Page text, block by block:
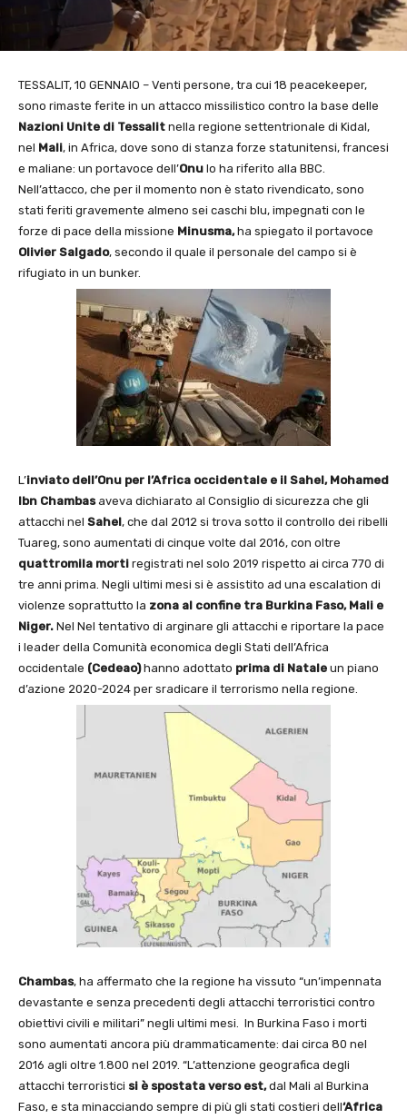
TESSALIT, 10 GENNAIO – Venti persone, tra cui 18 peacekeeper,
sono rimaste ferite in un attacco missilistico contro la base delle
Nazioni Unite di Tessalit nella regione settentrionale di Kidal,
nel Mali, in Africa, dove sono di stanza forze statunitensi, francesi
e maliane: un portavoce dell’Onu lo ha riferito alla BBC.
Nell’attacco, che per il momento non è stato rivendicato, sono
stati feriti gravemente almeno sei caschi blu, impegnati con le
forze di pace della missione Minusma,ha spiegato il portavoce
Olivier Salgado, secondo il quale il personale del campo si è
rifugiato in un bunker.
L’inviato dell’Onu per l’Africa occidentale e il Sahel, Mohamed
Ibn Chambasaveva dichiarato al Consiglio di sicurezza che gli
attacchi nel Sahel, che dal 2012 si trova sotto il controllo dei ribelli
Tuareg, sono aumentati di cinque volte dal 2016, con oltre
quattromila morti registrati nel solo 2019 rispetto ai circa 770 di
tre anni prima. Negli ultimi mesi si è assistito ad una escalation di
violenze soprattutto la zona al confine tra Burkina Faso, Mali e
Niger. Nel Nel tentativo di arginare gli attacchi e riportare la pace
i leader della Comunità economica degli Stati dell’Africa
occidentale (Cedeao)hanno adottato prima di Natale un piano
d’azione 2020-2024 per sradicare il terrorismo nella regione.
Chambas, ha affermato che la regione ha vissuto “un’impennata
devastante e senza precedenti degli attacchi terroristici contro
obiettivi civili e militari” negli ultimi mesi. In Burkina Faso i morti
sono aumentati ancora più drammaticamente: dai circa 80 nel
2016 agli oltre 1.800 nel 2019. “L’attenzione geografica degli
attacchi terroristici si è spostata verso est,dal Mali al Burkina
Faso, e sta minacciando sempre di più gli stati costieri dell‘Africa